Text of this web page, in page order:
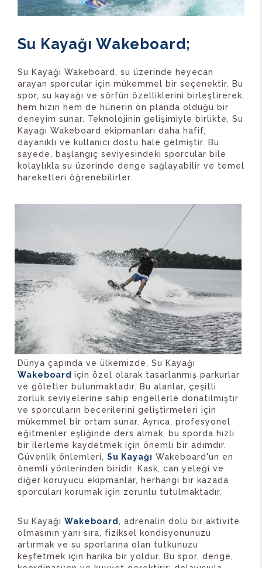
Su Kayağı Wakeboard;
Su Kayağı Wakeboard, su üzerinde heyecan
arayan sporcular için mükemmel bir seçenektir. Bu
spor, su kayağı ve sörfün özelliklerini birleştirerek,
hem hızın hem de hünerin ön planda olduğu bir
deneyim sunar. Teknolojinin gelişimiyle birlikte, Su
Kayağı Wakeboard ekipmanları daha hafif,
dayanıklı ve kullanıcı dostu hale gelmiştir. Bu
sayede, başlangıç seviyesindeki sporcular bile
kolaylıkla su üzerinde denge sağlayabilir ve temel
hareketleri öğrenebilirler.
Dünya çapında ve ülkemizde, Su Kayağı
Wakeboard için özel olarak tasarlanmış parkurlar
ve göletler bulunmaktadır. Bu alanlar, çeşitli
zorluk seviyelerine sahip engellerle donatılmıştır
ve sporcuların becerilerini geliştirmeleri için
mükemmel bir ortam sunar. Ayrıca, profesyonel
eğitmenler eşliğinde ders almak, bu sporda hızlı
bir ilerleme kaydetmek için önemli bir adımdır.
Güvenlik önlemleri, Su Kayağı Wakeboard'un en
önemli yönlerinden biridir. Kask, can yeleği ve
diğer koruyucu ekipmanlar, herhangi bir kazada
sporcuları korumak için zorunlu tutulmaktadır.
Su Kayağı Wakeboard , adrenalin dolu bir aktivite
olmasının yanı sıra, fiziksel kondisyonunuzu
artırmak ve su sporlarına olan tutkunuzu
keşfetmek için harika bir yoldur. Bu spor, denge,